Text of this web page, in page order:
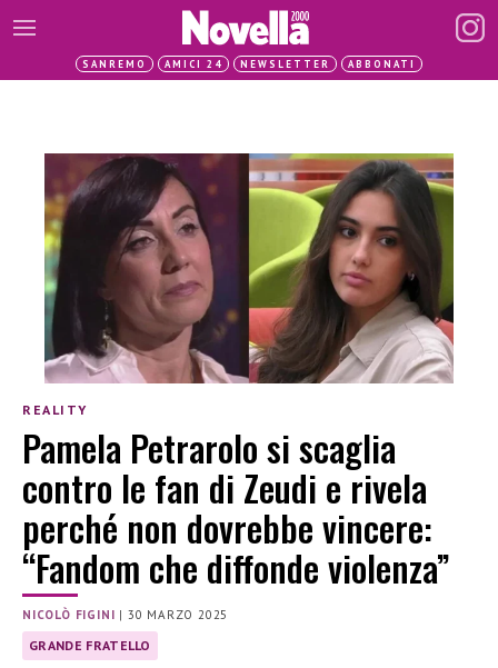
SANREMO AMICI 24 NEWSLETTER ABBONATI
REALITY
Pamela Petrarolo si scaglia
contro le fan di Zeudi e rivela
perché non dovrebbe vincere:
“Fandom che diffonde violenza”
NICOLÒ FIGINI | 30 MARZO 2025
GRANDE FRATELLO